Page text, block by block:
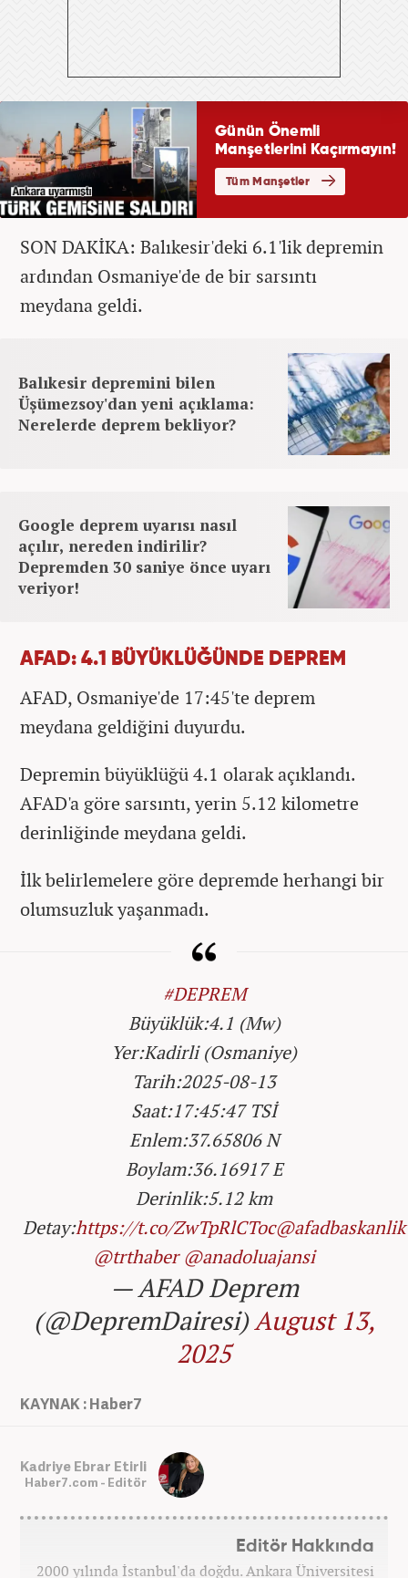
SON DAKİKA: Balıkesir'deki 6.1'lik depremin
ardından Osmaniye'de de bir sarsıntı
meydana geldi.
Balıkesir depremini bilen
Üşümezsoy'dan yeni açıklama:
Nerelerde deprem bekliyor?
Google deprem uyarısı nasıl
açılır, nereden indirilir?
Depremden 30 saniye önce uyarı
veriyor!
AFAD: 4.1 BÜYÜKLÜĞÜNDE DEPREM
AFAD, Osmaniye'de 17:45'te deprem
meydana geldiğini duyurdu.
Depremin büyüklüğü 4.1 olarak açıklandı.
AFAD'a göre sarsıntı, yerin 5.12 kilometre
derinliğinde meydana geldi.
İlk belirlemelere göre depremde herhangi bir
olumsuzluk yaşanmadı.
#DEPREM
Büyüklük:4.1 (Mw)
Yer:Kadirli (Osmaniye)
Tarih:2025-08-13
Saat:17:45:47 TSİ
Enlem:37.65806 N
Boylam:36.16917 E
Derinlik:5.12 km
Detay:https://t.co/ZwTpRlCToc@afadbaskanlik
@trthaber @anadoluajansi
— AFAD Deprem
(@DepremDairesi)August 13,
2025
KAYNAK : Haber7
Kadriye Ebrar Etirli
Haber7.com - Editör
Editör Hakkında
2000 yılında İstanbul'da doğdu. Ankara Üniversitesi